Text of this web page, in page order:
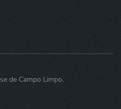
de Campo Limpo.